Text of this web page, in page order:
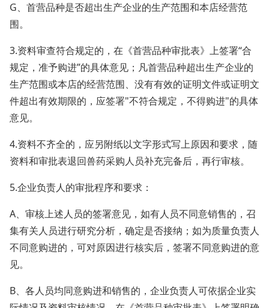
G、首营品种是否超出生产企业的生产范围和本店经营范
围。
3.资料审查符合规定的，在《首营品种审批表》上签署“合
规定，准予购进”的具体意见；凡首营品种超出生产企业的
生产范围或本店的经营范围、没有有效的证明文件或证明文
件超出有效期限的，应签署"不符合规定，不得购进"的具体
意见。
4.资料不齐全的，应另附纸以文字形式写上原因和要求，随
资料和审批表退回兽药采购人员补充完备后，再行审核。
5.企业负责人的审批程序和要求：
A、审核上述人员的签署意见，如有人员不同意销售的，召
集有关人员进行研究分析，确定是否接纳；如为质量负责人
不同意购进的，可对原因进行核实后，签署不同意购进的意
见。
B、各人员均同意购进和销售的，企业负责人可依据企业实